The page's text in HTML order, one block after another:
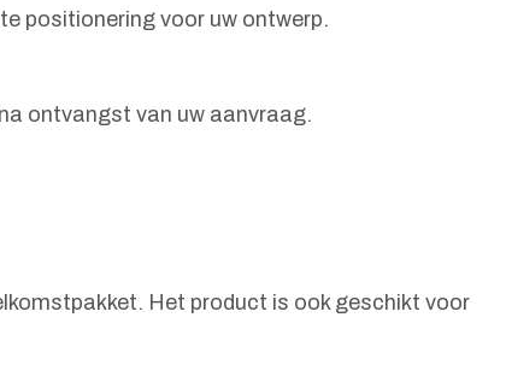
positionering voor uw ontwerp.
ontvangst van uw aanvraag.
Het product is ook geschikt voor